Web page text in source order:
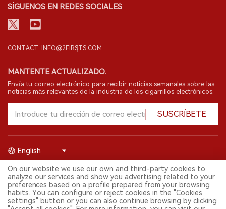
SÍGUENOS EN REDES SOCIALES
CONTACT: INFO@2FIRSTS.COM
MANTENTE ACTUALIZADO.
Envía tu correo electrónico para recibir noticias semanales sobre las
noticias más relevantes de la industria de los cigarrillos electrónicos.
SUSCRÍBETE
© 2026 Shenzhen 2FIRSTS Technology Co.,Ltd. Todos los derechos
reservados.
2FIRSTS solo es accesible para profesionales de la industria,
investigadores, medios y otros profesionales. El acceso por menores
está prohibido.
English
On our website we use our own and third-party cookies to
analyze our services and show you advertising related to your
preferences based on a profile prepared from your browsing
habits. You can configure or reject cookies in the "Cookies
settings" button or you can also continue browsing by clicking